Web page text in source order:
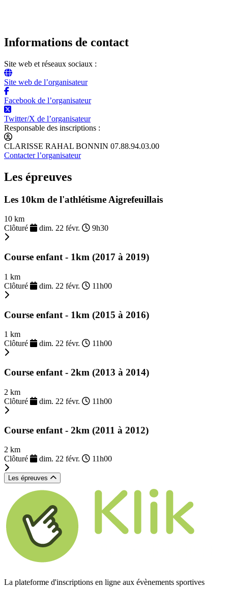
Informations de contact
Site web et réseaux sociaux :
Site web de l’organisateur
Facebook de l’organisateur
Twitter/X de l’organisateur
Responsable des inscriptions :
CLARISSE RAHAL BONNIN 07.88.94.03.00
Contacter l’organisateur
Les épreuves
Les 10km de l'athlétisme Aigrefeuillais
10 km
Clôturé
dim. 22 févr. 9h30
Course enfant - 1km (2017 à 2019)
1 km
Clôturé
dim. 22 févr. 11h00
Course enfant - 1km (2015 à 2016)
1 km
Clôturé
dim. 22 févr. 11h00
Course enfant - 2km (2013 à 2014)
2 km
Clôturé
dim. 22 févr. 11h00
Course enfant - 2km (2011 à 2012)
2 km
Clôturé
dim. 22 févr. 11h00
Les épreuves
La plateforme d'inscriptions en ligne aux évènements sportives